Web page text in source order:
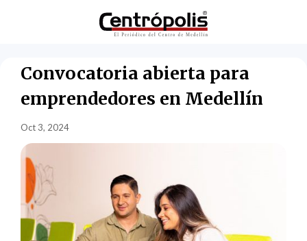
Convocatoria abierta para
emprendedores en Medellín
Oct 3, 2024